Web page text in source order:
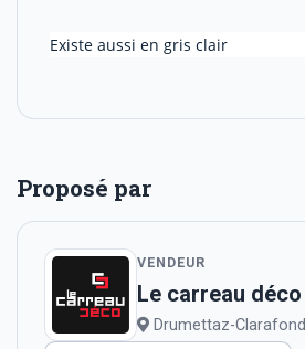
Existe aussi en gris clair
Proposé par
VENDEUR
Le carreau déco
Drumettaz-Clarafond